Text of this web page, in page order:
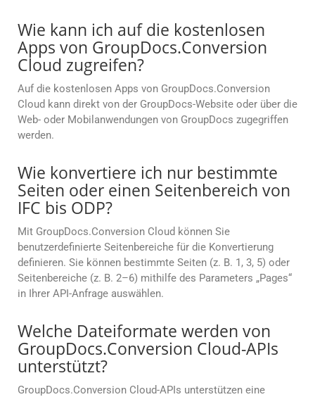
Wie kann ich auf die kostenlosen
Apps von GroupDocs.Conversion
Cloud zugreifen?
Auf die kostenlosen Apps von GroupDocs.Conversion
Cloud kann direkt von der GroupDocs-Website oder über die
Web- oder Mobilanwendungen von GroupDocs zugegriffen
werden.
Wie konvertiere ich nur bestimmte
Seiten oder einen Seitenbereich von
IFC bis ODP?
Mit GroupDocs.Conversion Cloud können Sie
benutzerdefinierte Seitenbereiche für die Konvertierung
definieren. Sie können bestimmte Seiten (z. B. 1, 3, 5) oder
Seitenbereiche (z. B. 2–6) mithilfe des Parameters „Pages“
in Ihrer API-Anfrage auswählen.
Welche Dateiformate werden von
GroupDocs.Conversion Cloud-APIs
unterstützt?
GroupDocs.Conversion Cloud-APIs unterstützen eine